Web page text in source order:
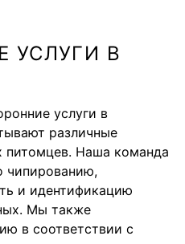
УСЛУГИ В
услуги в
различные
питомцев. Наша команда
чипированию,
и идентификацию
Мы также
в соответствии с